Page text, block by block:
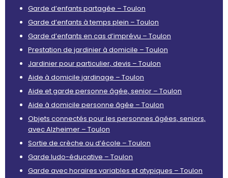
Garde d’enfants partagée – Toulon
Garde d’enfants à temps plein – Toulon
Garde d’enfants en cas d’imprévu – Toulon
Prestation de jardinier à domicile – Toulon
Jardinier pour particulier, devis – Toulon
Aide à domicile jardinage – Toulon
Aide et garde personne âgée, senior – Toulon
Aide à domicile personne âgée – Toulon
Objets connectés pour les personnes âgées, seniors,
avec Alzheimer – Toulon
Sortie de crèche ou d’école – Toulon
Garde ludo-éducative – Toulon
Garde avec horaires variables et atypiques – Toulon